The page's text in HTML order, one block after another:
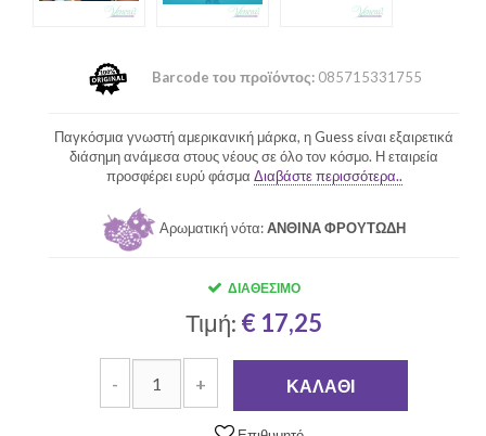
Barcode του προϊόντος:085715331755
Παγκόσμια γνωστή αμερικανική μάρκα, η Guess είναι εξαιρετικά
διάσημη ανάμεσα στους νέους σε όλο τον κόσμο. Η εταιρεία
προσφέρει ευρύ φάσμα Διαβάστε περισσότερα..
Αρωματική νότα:ΑΝΘΙΝΑ ΦΡΟΥΤΩΔΗ
ΔΙΑΘΈΣΙΜΟ
Τιμή: € 17,25
- + ΚΑΛΆΘΙ